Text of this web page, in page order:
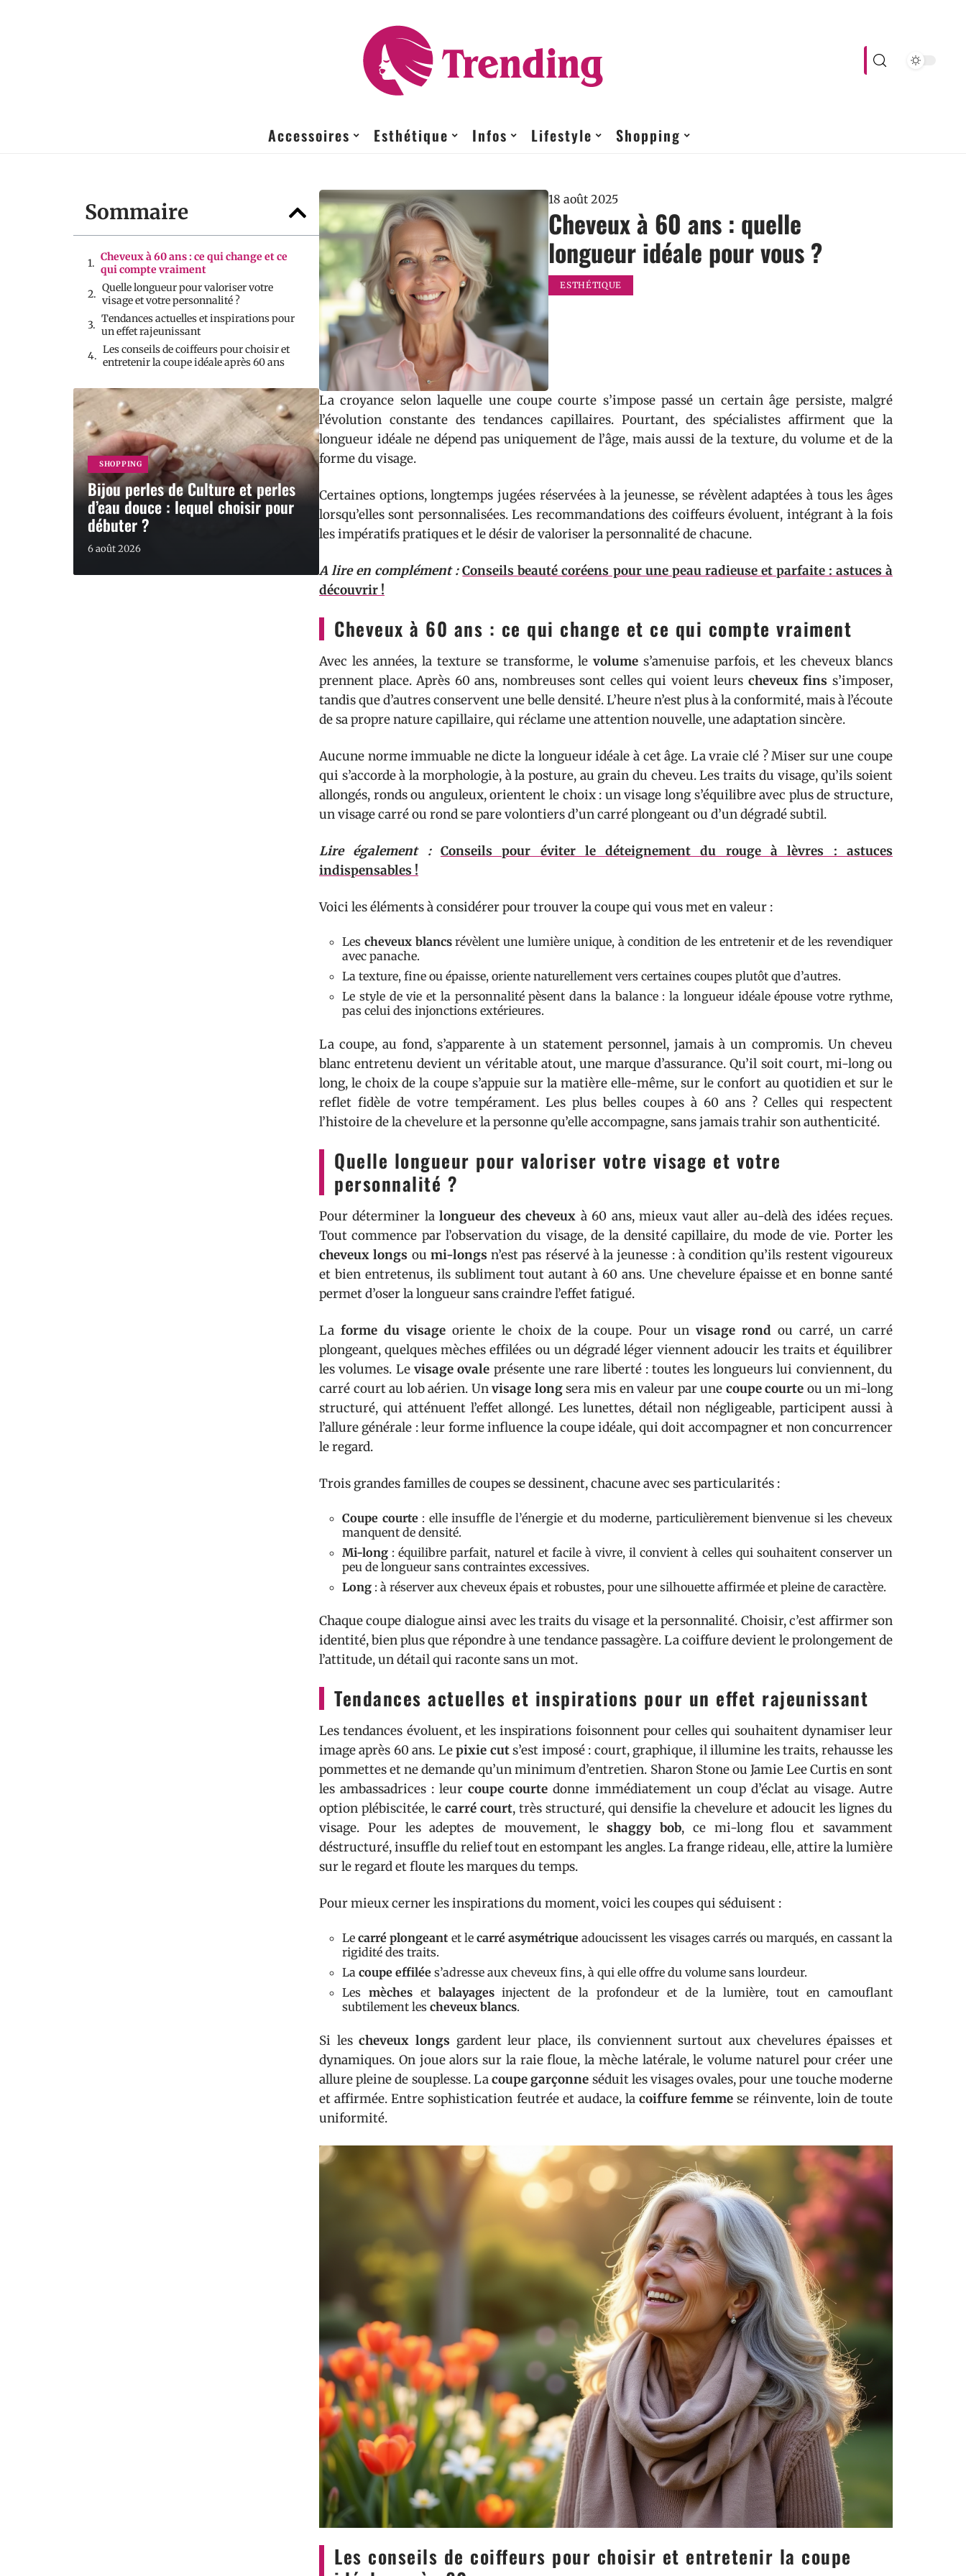
Accessoires Esthétique Infos Lifestyle Shopping
Sommaire
Cheveux à 60 ans : ce qui change et ce
qui compte vraiment
Quelle longueur pour valoriser votre
visage et votre personnalité ?
Tendances actuelles et inspirations pour
un effet rajeunissant
Les conseils de coiffeurs pour choisir et
entretenir la coupe idéale après 60 ans
SHOPPING
Bijou perles de Culture et perles
d’eau douce : lequel choisir pour
débuter ?
6 août 2026
18 août 2025
Cheveux à 60 ans : quelle
longueur idéale pour vous ?
ESTHÉTIQUE
La croyance selon laquelle une coupe courte s’impose passé un certain âge persiste, malgré
l’évolution constante des tendances capillaires. Pourtant, des spécialistes affirment que la
longueur idéale ne dépend pas uniquement de l’âge, mais aussi de la texture, du volume et de la
forme du visage.
Certaines options, longtemps jugées réservées à la jeunesse, se révèlent adaptées à tous les âges
lorsqu’elles sont personnalisées. Les recommandations des coiffeurs évoluent, intégrant à la fois
les impératifs pratiques et le désir de valoriser la personnalité de chacune.
A lire en complément : Conseils beauté coréens pour une peau radieuse et parfaite : astuces à
découvrir !
Cheveux à 60 ans : ce qui change et ce qui compte vraiment
Avec les années, la texture se transforme, le volume s’amenuise parfois, et les cheveux blancs
prennent place. Après 60 ans, nombreuses sont celles qui voient leurs cheveux fins s’imposer,
tandis que d’autres conservent une belle densité. L’heure n’est plus à la conformité, mais à l’écoute
de sa propre nature capillaire, qui réclame une attention nouvelle, une adaptation sincère.
Aucune norme immuable ne dicte la longueur idéale à cet âge. La vraie clé ? Miser sur une coupe
qui s’accorde à la morphologie, à la posture, au grain du cheveu. Les traits du visage, qu’ils soient
allongés, ronds ou anguleux, orientent le choix : un visage long s’équilibre avec plus de structure,
un visage carré ou rond se pare volontiers d’un carré plongeant ou d’un dégradé subtil.
Lire également :
Conseils pour éviter le déteignement du rouge à lèvres : astuces
indispensables !
Voici les éléments à considérer pour trouver la coupe qui vous met en valeur :
Les cheveux blancsrévèlent une lumière unique, à condition de les entretenir et de les revendiquer
avec panache.
La texture, fine ou épaisse, oriente naturellement vers certaines coupes plutôt que d’autres.
Le style de vie et la personnalité pèsent dans la balance : la longueur idéale épouse votre rythme,
pas celui des injonctions extérieures.
La coupe, au fond, s’apparente à un statement personnel, jamais à un compromis. Un cheveu
blanc entretenu devient un véritable atout, une marque d’assurance. Qu’il soit court, mi-long ou
long, le choix de la coupe s’appuie sur la matière elle-même, sur le confort au quotidien et sur le
reflet fidèle de votre tempérament. Les plus belles coupes à 60 ans ? Celles qui respectent
l’histoire de la chevelure et la personne qu’elle accompagne, sans jamais trahir son authenticité.
Quelle longueur pour valoriser votre visage et votre
personnalité ?
Pour déterminer lalongueur des cheveux à 60 ans, mieux vaut aller au-delà des idées reçues.
Tout commence par l’observation du visage, de la densité capillaire, du mode de vie. Porter les
cheveux longs ou mi-longs n’est pas réservé à la jeunesse : à condition qu’ils restent vigoureux
et bien entretenus, ils subliment tout autant à 60 ans. Une chevelure épaisse et en bonne santé
permet d’oser la longueur sans craindre l’effet fatigué.
La forme du visageoriente le choix de la coupe. Pour unvisage rond ou carré, un carré
plongeant, quelques mèches effilées ou un dégradé léger viennent adoucir les traits et équilibrer
les volumes. Le visage ovale présente une rare liberté : toutes les longueurs lui conviennent, du
carré court au lob aérien. Unvisage longsera mis en valeur par une coupe courte ou un mi-long
structuré, qui atténuent l’effet allongé. Les lunettes, détail non négligeable, participent aussi à
l’allure générale : leur forme influence la coupe idéale, qui doit accompagner et non concurrencer
le regard.
Trois grandes familles de coupes se dessinent, chacune avec ses particularités :
Coupe courte: elle insuffle de l’énergie et du moderne, particulièrement bienvenue si les cheveux
manquent de densité.
Mi-long : équilibre parfait, naturel et facile à vivre, il convient à celles qui souhaitent conserver un
peu de longueur sans contraintes excessives.
Long : à réserver aux cheveux épais et robustes, pour une silhouette affirmée et pleine de caractère.
Chaque coupe dialogue ainsi avec les traits du visage et la personnalité. Choisir, c’est affirmer son
identité, bien plus que répondre à une tendance passagère. La coiffure devient le prolongement de
l’attitude, un détail qui raconte sans un mot.
Tendances actuelles et inspirations pour un effet rajeunissant
Les tendances évoluent, et les inspirations foisonnent pour celles qui souhaitent dynamiser leur
image après 60 ans. Lepixie cuts’est imposé : court, graphique, il illumine les traits, rehausse les
pommettes et ne demande qu’un minimum d’entretien. Sharon Stone ou Jamie Lee Curtis en sont
les ambassadrices : leurcoupe courte donne immédiatement un coup d’éclat au visage. Autre
option plébiscitée, le carré court, très structuré, qui densifie la chevelure et adoucit les lignes du
visage. Pour les adeptes de mouvement, leshaggy bob, ce mi-long flou et savamment
déstructuré, insuffle du relief tout en estompant les angles. La frange rideau, elle, attire la lumière
sur le regard et floute les marques du temps.
Pour mieux cerner les inspirations du moment, voici les coupes qui séduisent :
Lecarré plongeant et lecarré asymétrique adoucissent les visages carrés ou marqués, en cassant la
rigidité des traits.
La coupe effilée s’adresse aux cheveux fins, à qui elle offre du volume sans lourdeur.
Les mècheset balayagesinjectent de la profondeur et de la lumière, tout en camouflant
subtilement les cheveux blancs.
Si lescheveux longs gardent leur place, ils conviennent surtout aux chevelures épaisses et
dynamiques. On joue alors sur la raie floue, la mèche latérale, le volume naturel pour créer une
allure pleine de souplesse. Lacoupe garçonne séduit les visages ovales, pour une touche moderne
et affirmée. Entre sophistication feutrée et audace, lacoiffure femme se réinvente, loin de toute
uniformité.
Les conseils de coiffeurs pour choisir et entretenir la coupe